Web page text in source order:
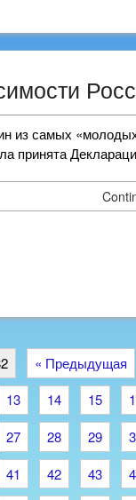
из самых
принята
« Предыдущая
13 14 15
27 28 29
41 42 43